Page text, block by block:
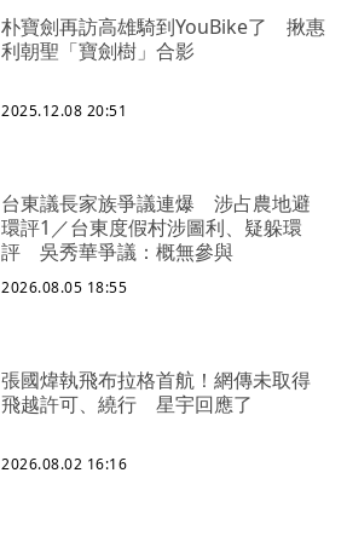
朴寶劍再訪高雄騎到YouBike了 揪惠
利朝聖「寶劍樹」合影
2025.12.08 20:51
台東議長家族爭議連爆 涉占農地避
環評1／台東度假村涉圖利、疑躲環
評 吳秀華爭議：概無參與
2026.08.05 18:55
張國煒執飛布拉格首航！網傳未取得
飛越許可、繞行 星宇回應了
2026.08.02 16:16